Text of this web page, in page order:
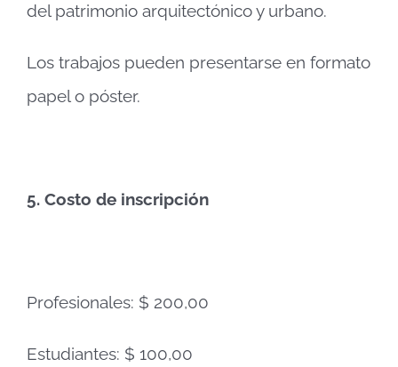
del patrimonio arquitectónico y urbano.
Los trabajos pueden presentarse en formato
papel o póster.
5. Costo de inscripción
Profesionales: $ 200,00
Estudiantes: $ 100,00